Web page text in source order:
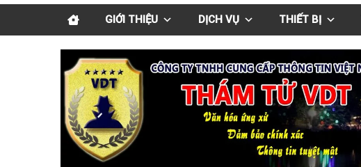
GIỚI THIỆU DỊCH VỤ THIẾT BỊ